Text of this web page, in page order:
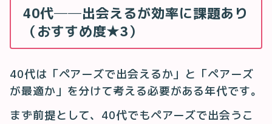
40代──出会えるが効率に課題あり
（おすすめ度★3）
40代は「ペアーズで出会えるか」と「ペアーズ
が最適か」を分けて考える必要がある年代です。
まず前提として、40代でもペアーズで出会うこ